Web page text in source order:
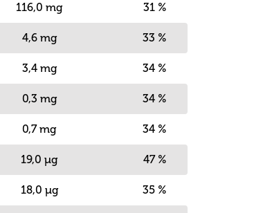
116,0 mg 31 %
4,6 mg 33 %
3,4 mg 34 %
0,3 mg 34 %
0,7 mg 34 %
19,0 µg 47 %
18,0 µg 35 %